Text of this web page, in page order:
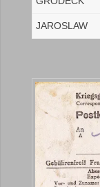
JAROSLAW